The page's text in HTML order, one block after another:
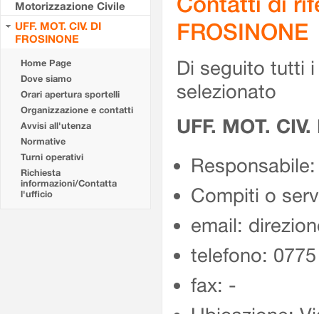
Motorizzazione Civile
UFF. MOT. CIV. DI
FROSINONE
Home Page
Dove siamo
Orari apertura sportelli
Organizzazione e contatti
Avvisi all'utenza
Normative
Turni operativi
Richiesta
informazioni/Contatta
l'ufficio
FROSINONE
Di seguito tutti
selezionato
UFF. MOT.
Compiti o
email:
telefono:
fax: -